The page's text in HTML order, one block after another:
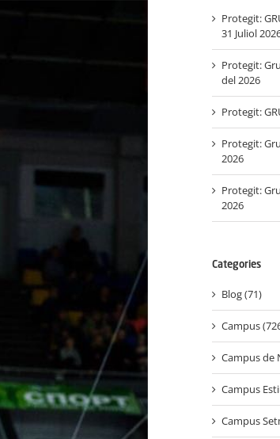
Protegit:
31 Juliol
Protegit:
del 2026
Protegit:
Protegit:
2026
Protegit:
2026
Categories
Blog (71)
Campus
Campus de
Campus
Campus